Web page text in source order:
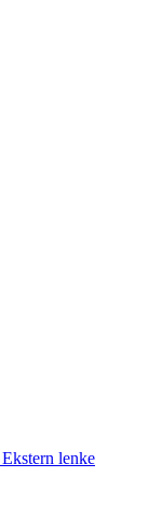
Ekstern lenke